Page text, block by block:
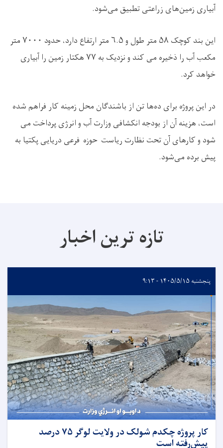
آبیاری زمین‌های زراعتی تطبیق می‌شود.
این بند کوچک ۵۸ متر طول و۶.۵ متر ارتفاع دارد، حدود ۷۰۰۰ متر
مکعب آب را ذخیره می‌ کند و نزدیک به ۷۷ هکتار زمین را آبیاری
خواهد کرد.
در این پروژه برای ده‌ها تن از باشندگان محل زمینه کار فراهم شده
است، هزینه آن از بودجه انکشافی وزارت آب و انرژی پرداخت می
‌شود و کارهای آن تحت نظارت ریاست حوزه فرعی دریایی پکتیا به
پیش برده می‌شود.
تازه ترین اخبار
پنجشنبه ۱۴۰۵/۵/۱۵ - ۹:۱۳
کار پروژه چکدم شولک در ولایت لوگر ۷۵ درصد
پیش‌رفته است